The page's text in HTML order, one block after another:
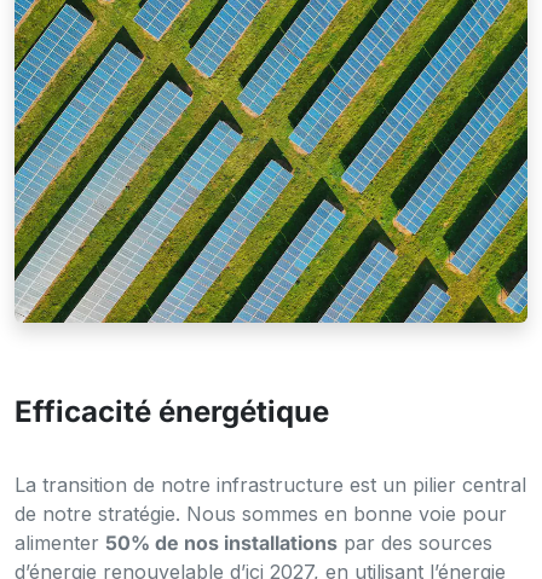
Efficacité énergétique
La transition de notre infrastructure est un pilier central
de notre stratégie. Nous sommes en bonne voie pour
alimenter 50% de nos installations par des sources
d’énergie renouvelable d’ici 2027, en utilisant l’énergie